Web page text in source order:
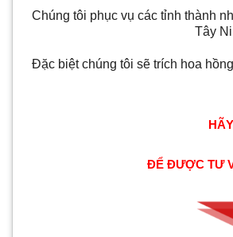
Chúng tôi phục vụ các tỉnh thành
Tây
Đặc biệt chúng tôi sẽ trích hoa
ĐỂ ĐƯỢC TƯ